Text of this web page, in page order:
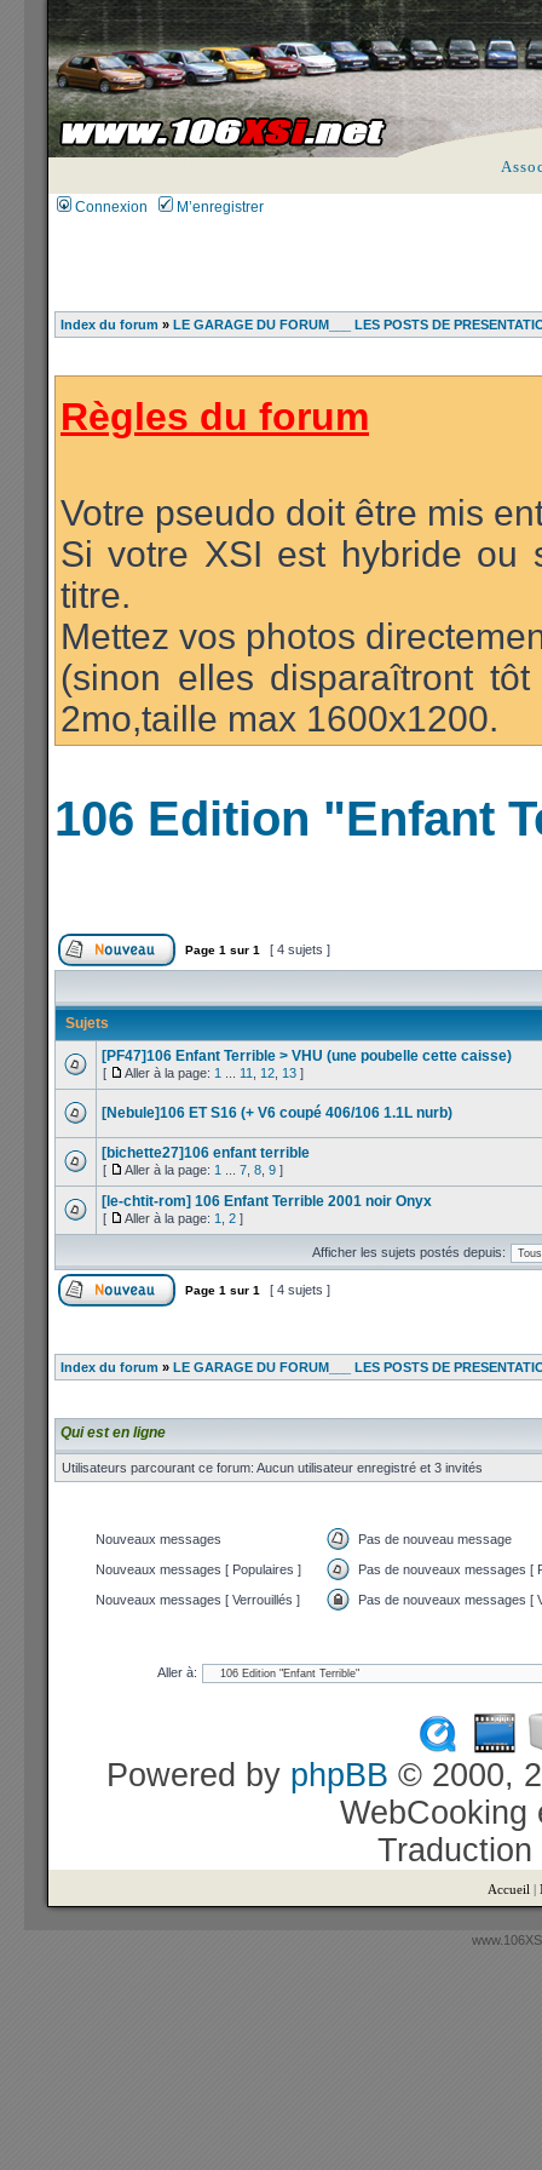
Connexion M’enregistrer
Index du forum » LE GARAGE DU FORUM___ LES POSTS DE
Règles du forum
Votre pseudo doit être mis
Si votre XSI est hybride ou
titre.
Mettez vos photos
(sinon elles disparaîtront
2mo,taille max 1600x1200.
106 Edition "Enfant
Page 1 sur 1 [ 4 sujets ]
Sujets
[PF47]106 Enfant Terrible > VHU (une poubelle cette caisse)
[ Aller à la page: 1 11 12 13 ]
[Nebule]106 ET S16 (+ V6 coupé 406/106 1.1L nurb)
[bichette27]106 enfant terrible
[ Aller à la page: 1 7 8 9 ]
[le-chtit-rom] 106 Enfant Terrible 2001 noir Onyx
[ Aller à la page: 1 2 ]
Afficher les sujets postés depuis:
Page 1 sur 1 [ 4 sujets ]
Index du forum » LE GARAGE DU FORUM___ LES POSTS DE
Qui est en ligne
Utilisateurs parcourant ce forum: Aucun utilisateur enregistré et 3 invités
Nouveaux messages Pas de nouveau message
Nouveaux messages [ Populaires ] Pas de nouveaux messages [
Nouveaux messages [ Verrouillés ] Pas de nouveaux messages [
Aller à:
Powered by phpBB © 2000,
Accueil |